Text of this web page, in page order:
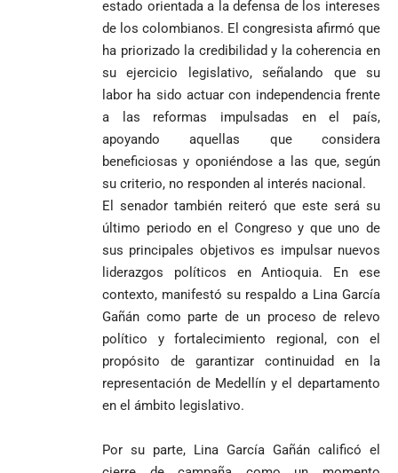
estado orientada a la defensa de los intereses
de los colombianos. El congresista afirmó que
ha priorizado la credibilidad y la coherencia en
su ejercicio legislativo, señalando que su
labor ha sido actuar con independencia frente
a las reformas impulsadas en el país,
apoyando aquellas que considera
beneficiosas y oponiéndose a las que, según
su criterio, no responden al interés nacional.
El senador también reiteró que este será su
último periodo en el Congreso y que uno de
sus principales objetivos es impulsar nuevos
liderazgos políticos en Antioquia. En ese
contexto, manifestó su respaldo a Lina García
Gañán como parte de un proceso de relevo
político y fortalecimiento regional, con el
propósito de garantizar continuidad en la
representación de Medellín y el departamento
en el ámbito legislativo.
Por su parte, Lina García Gañán calificó el